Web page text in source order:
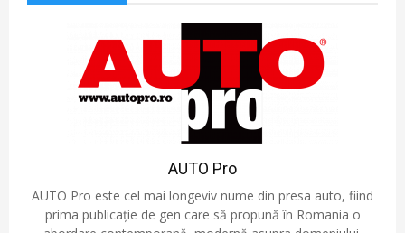
AUTO Pro
AUTO Pro este cel mai longeviv nume din presa auto, fiind
prima publicație de gen care să propună în Romania o